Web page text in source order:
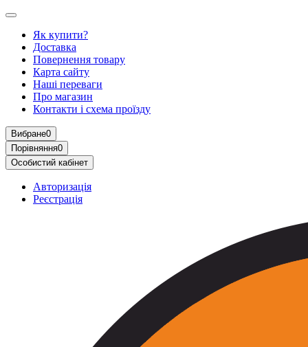
Як купити?
Доставка
Повернення товару
Карта сайту
Наші переваги
Про магазин
Контакти і схема проїзду
Вибране0
Порівняння0
Особистий кабінет
Авторизація
Реєстрація